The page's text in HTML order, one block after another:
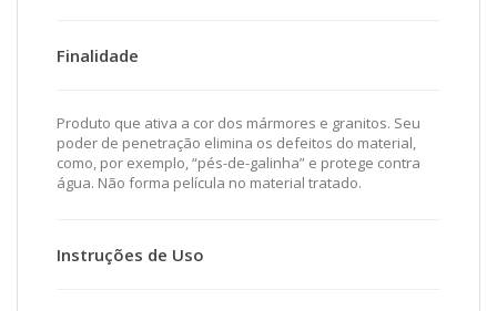
Finalidade
Produto que ativa a cor dos mármores e granitos. Seu
poder de penetração elimina os defeitos do material,
como, por exemplo, “pés-de-galinha” e protege contra
água. Não forma película no material tratado.
Instruções de Uso